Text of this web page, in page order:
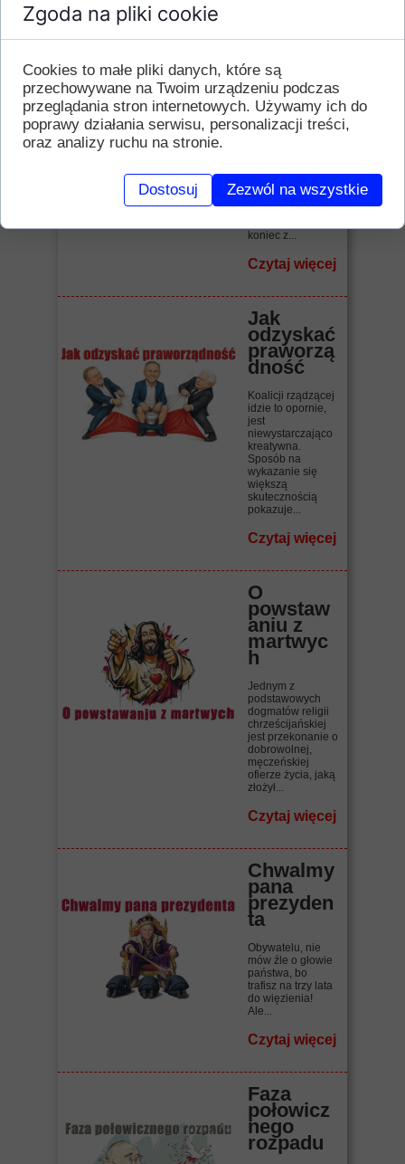
"Raj
ameryka
ński" bis
Biadolenie,
kwękanie.
Benzyna droga!
Wszystko drogie!
Inflacja! Jak żyć,
koniec z...
Czytaj więcej
Jak
odzyskać
praworzą
dność
Koalicji rządzącej
idzie to opornie,
jest
niewystarczająco
kreatywna.
Sposób na
wykazanie się
większą
skutecznością
pokazuje...
Czytaj więcej
O
powstaw
aniu z
martwyc
h
Jednym z
podstawowych
dogmatów religii
chrześcijańskiej
jest przekonanie o
dobrowolnej,
męczeńskiej
ofierze życia, jaką
złożył...
Czytaj więcej
Chwalmy
pana
prezyden
ta
Obywatelu, nie
mów źle o głowie
państwa, bo
trafisz na trzy lata
do więzienia!
Ale...
Czytaj więcej
Faza
połowicz
nego
rozpadu
Zgoda na pliki cookie
Cookies to małe pliki danych, które są
przechowywane na Twoim urządzeniu podczas
przeglądania stron internetowych. Używamy ich do
poprawy działania serwisu, personalizacji treści,
oraz analizy ruchu na stronie.
Dostosuj Zezwól na wszystkie